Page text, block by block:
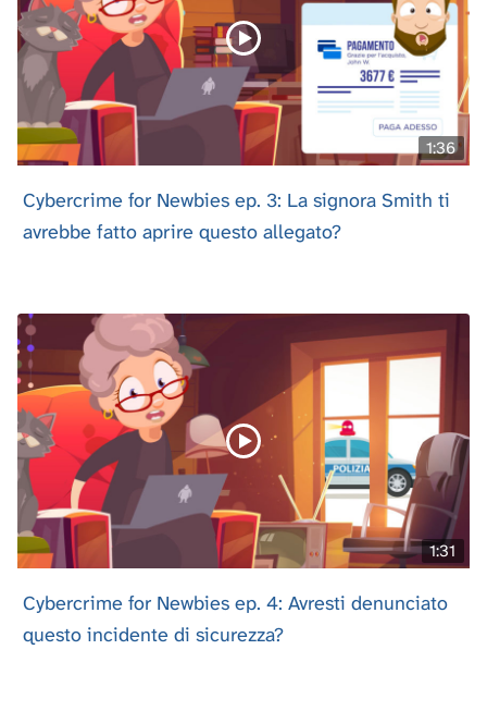
1:36
Cybercrime for Newbies ep. 3: La signora Smith ti
avrebbe fatto aprire questo allegato?
1:31
Cybercrime for Newbies ep. 4: Avresti denunciato
questo incidente di sicurezza?